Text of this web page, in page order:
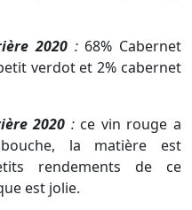
2020: 68% Cabernet
verdot et 2% cabernet
2020 : ce vin rouge a
la matière est
rendements de ce
est jolie.